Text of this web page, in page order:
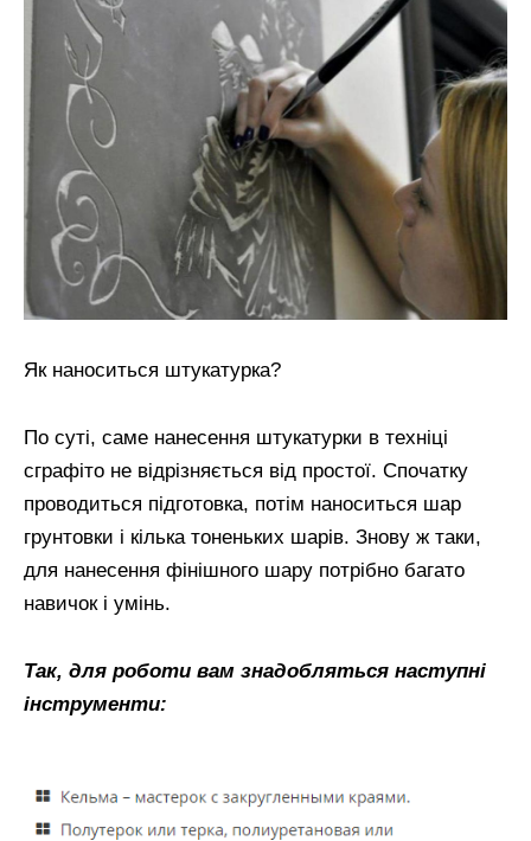
Як наноситься штукатурка?
По суті, саме нанесення штукатурки в техніці
сграфіто не відрізняється від простої. Спочатку
проводиться підготовка, потім наноситься шар
грунтовки і кілька тоненьких шарів. Знову ж таки,
для нанесення фінішного шару потрібно багато
навичок і умінь.
Так, для роботи вам знадобляться наступні
інструменти: